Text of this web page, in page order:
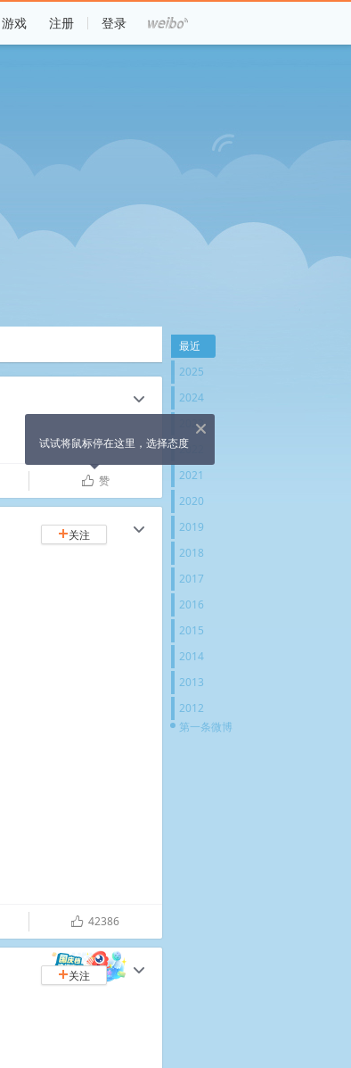
游戏 注册 登录
c
ñ 赞
c
+关注
ñ 42386
c
+关注
最近
2025
2024
2023
2022
2021
2020
2019
2018
2017
2016
2015
2014
2013
2012
第一条微博
X
试试将鼠标停在这里，选择态度